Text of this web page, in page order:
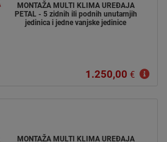
MONTAŽA MULTI KLIMA UREĐAJA
PETAL - 5 zidnih ili podnih unutarnjih
jedinica i jedne vanjske jedinice
1.250,00 €
MONTAŽA MULTI KLIMA UREĐAJA